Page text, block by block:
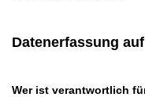
Datenerfassung
Wer ist verantwortlich